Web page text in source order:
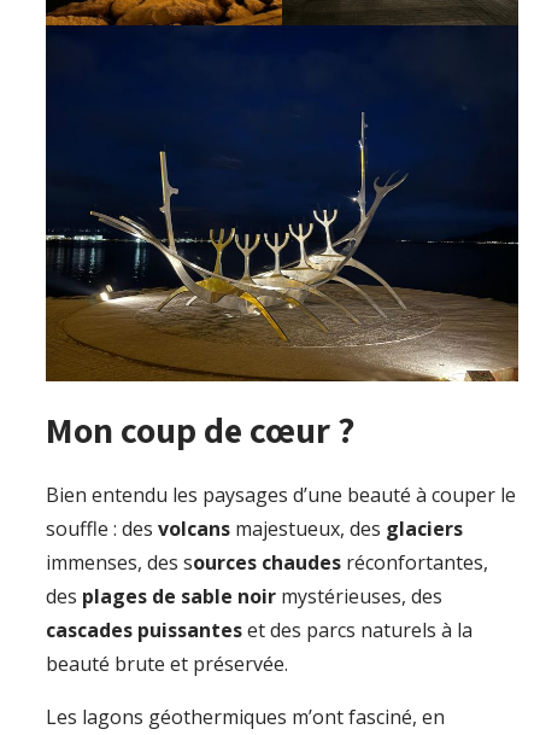
Mon coup de cœur ?
Bien entendu les paysages d’une beauté à couper le
souffle : des volcansmajestueux, des glaciers
immenses, des sources chaudesréconfortantes,
des plages de sable noir mystérieuses, des
cascades puissanteset des parcs naturels à la
beauté brute et préservée.
Les lagons géothermiques m’ont fasciné, en